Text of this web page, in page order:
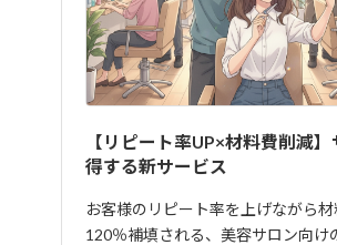
【リピート率UP×材料費削減
得する新サービス
お客様のリピート率を上げながら材
120％補填される、美容サロン向け